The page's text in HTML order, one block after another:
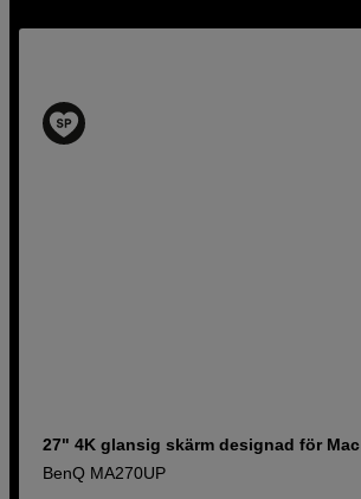
27" 4K glansig skärm designad för Mac
BenQ MA270UP